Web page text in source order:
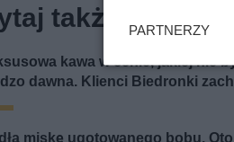
także:
kawa w cenie, jakiej nie
dawna. Klienci Biedronki
miskę ugotowanego bobu.
PARTNERZY